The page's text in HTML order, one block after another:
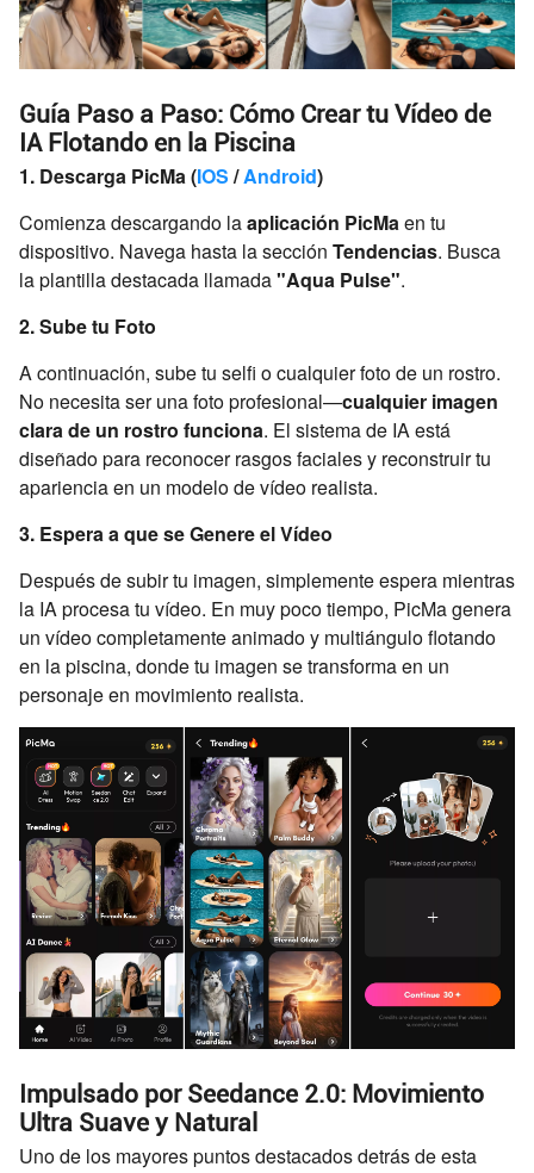
Guía Paso a Paso: Cómo Crear tu Vídeo de
IA Flotando en la Piscina
1. Descarga PicMa (IOS /Android)
Comienza descargando laaplicación PicMaen tu
dispositivo. Navega hasta la sección Tendencias. Busca
la plantilla destacada llamada"Aqua Pulse".
2. Sube tu Foto
A continuación, sube tu selfi o cualquier foto de un rostro.
No necesita ser una foto profesional—cualquier imagen
clara de un rostro funciona. El sistema de IA está
diseñado para reconocer rasgos faciales y reconstruir tu
apariencia en un modelo de vídeo realista.
3. Espera a que se Genere el Vídeo
Después de subir tu imagen, simplemente espera mientras
la IA procesa tu vídeo. En muy poco tiempo, PicMa genera
un vídeo completamente animado y multiángulo flotando
en la piscina, donde tu imagen se transforma en un
personaje en movimiento realista.
Impulsado por Seedance 2.0: Movimiento
Ultra Suave y Natural
Uno de los mayores puntos destacados detrás de esta